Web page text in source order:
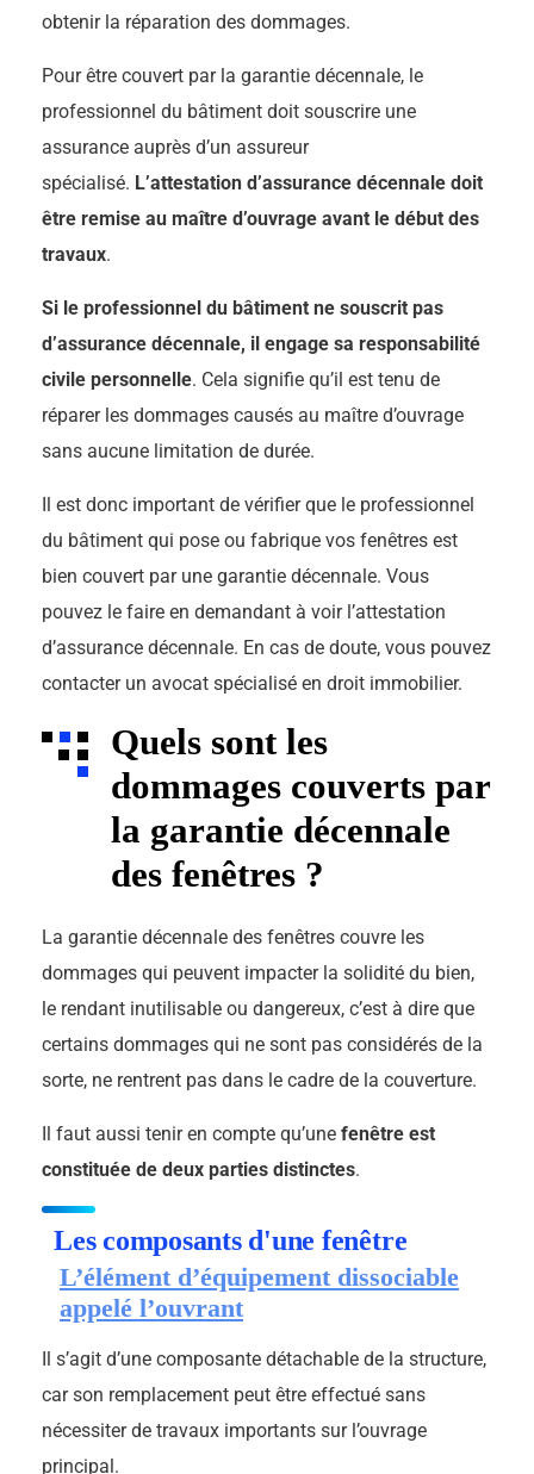
obtenir la réparation des dommages.
Pour être couvert par la garantie décennale, le
professionnel du bâtiment doit souscrire une
assurance auprès d’un assureur
spécialisé. L’attestation d’assurance décennale doit
être remise au maître d’ouvrage avant le début des
travaux.
Si le professionnel du bâtiment ne souscrit pas
d’assurance décennale, il engage sa responsabilité
civile personnelle. Cela signifie qu’il est tenu de
réparer les dommages causés au maître d’ouvrage
sans aucune limitation de durée.
Il est donc important de vérifier que le professionnel
du bâtiment qui pose ou fabrique vos fenêtres est
bien couvert par une garantie décennale. Vous
pouvez le faire en demandant à voir l’attestation
d’assurance décennale. En cas de doute, vous pouvez
contacter un avocat spécialisé en droit immobilier.
Quels sont les
dommages couverts par
la garantie décennale
des fenêtres ?
La garantie décennale des fenêtres couvre les
dommages qui peuvent impacter la solidité du bien,
le rendant inutilisable ou dangereux, c’est à dire que
certains dommages qui ne sont pas considérés de la
sorte, ne rentrent pas dans le cadre de la couverture.
Il faut aussi tenir en compte qu’une fenêtre est
constituée de deux parties distinctes.
Les composants d'une fenêtre
L’élément d’équipement dissociable
appelé l’ouvrant
Il s’agit d’une composante détachable de la structure,
car son remplacement peut être effectué sans
nécessiter de travaux importants sur l’ouvrage
principal.